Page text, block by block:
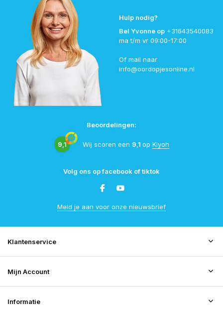
Hulp nodig?
Bel Yvonne op +31643540083
ma t/m vr 09:00-17:00
Of mail naar
info@oordopjesonline.nl
Beoordelingen:
9,1 Wij scoren een 9,1 op Kiyoh
Volg ons op facebook of tiktok
Meld je aan voor onze nieuwsbrief
Klantenservice
Mijn Account
Informatie